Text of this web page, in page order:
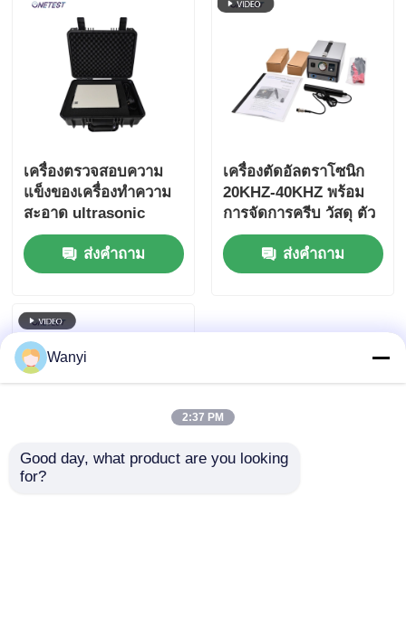
เครื่องตรวจสอบความ
แข็งของเครื่องทําความ
สะอาด ultrasonic
AC90V ~ 240V 0-
500mV
ส่งคำถาม
เครื่องตัดอัลตราโซนิก
20KHZ-40KHZ พร้อม
การจัดการครีบ วัสดุ ตัว
หนีบผงหมึก
ส่งคำถาม
Wanyi
2:37 PM
Good day, what product are you looking
for?